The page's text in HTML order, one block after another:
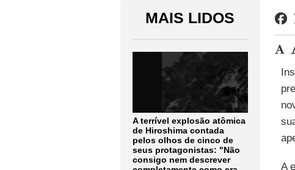
MAIS LIDOS
A terrível explosão atômica
de Hiroshima contada
pelos olhos de cinco de
seus protagonistas: "Não
consigo nem descrever
A